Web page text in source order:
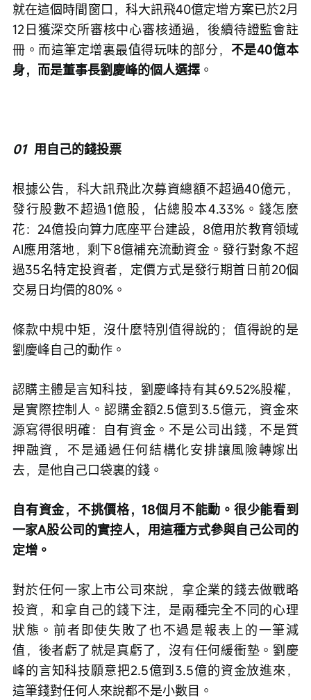
就在這個時間窗口，科大訊飛40億定增方案已於2月
12日獲深交所審核中心審核通過，後續待證監會註
冊。而這筆定增裏最值得玩味的部分， 不是40億本
身，而是董事長劉慶峰的個人選擇 。
01 用自己的錢投票
根據公告，科大訊飛此次募資總額不超過40億元，
發行股數不超過1億股，佔總股本4.33%。錢怎麼
花：24億投向算力底座平台建設，8億用於教育領域
AI應用落地，剩下8億補充流動資金。發行對象不超
過35名特定投資者，定價方式是發行期首日前20個
交易日均價的80%。
條款中規中矩，沒什麼特別值得說的；值得說的是
劉慶峰自己的動作。
認購主體是言知科技，劉慶峰持有其69.52%股權，
是實際控制人。認購金額2.5億到3.5億元，資金來
源寫得很明確：自有資金。不是公司出錢，不是質
押融資，不是通過任何結構化安排讓風險轉嫁出
去，是他自己口袋裏的錢。
自有資金，不挑價格，18個月不能動。很少能看到
一家A股公司的實控人，用這種方式參與自己公司的
定增。
對於任何一家上市公司來說，拿企業的錢去做戰略
投資，和拿自己的錢下注，是兩種完全不同的心理
狀態。前者即使失敗了也不過是報表上的一筆減
值，後者虧了就是真虧了，沒有任何緩衝墊。劉慶
峰的言知科技願意把2.5億到3.5億的資金放進來，
這筆錢對任何人來說都不是小數目。